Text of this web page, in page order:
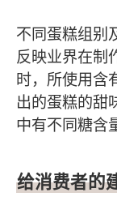
不同蛋糕组别
反映业界在制
时，所使用含
出的蛋糕的甜
中有不同糖含
给消费者的